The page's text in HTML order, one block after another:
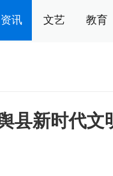
资讯 文艺 教育
县新时代文